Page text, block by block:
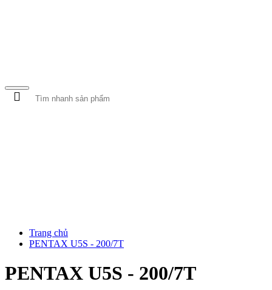
Trang chủ
PENTAX U5S - 200/7T
PENTAX U5S - 200/7T